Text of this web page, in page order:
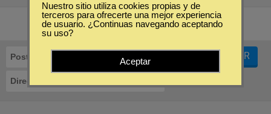
Postgrados
Dirección de Recursos Humanos
FILTRAR
Nuestro sitio utiliza cookies propias y de
terceros para ofrecerte una mejor experiencia
de usuario. ¿Continuas navegando aceptando
su uso?
Aceptar